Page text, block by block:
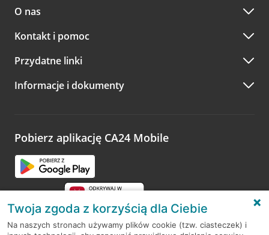
O nas
Kontakt i pomoc
Przydatne linki
Informacje i dokumenty
Pobierz aplikację CA24 Mobile
Twoja zgoda z korzyścią dla Ciebie
Na naszych stronach używamy plików cookie (tzw. ciasteczek) i